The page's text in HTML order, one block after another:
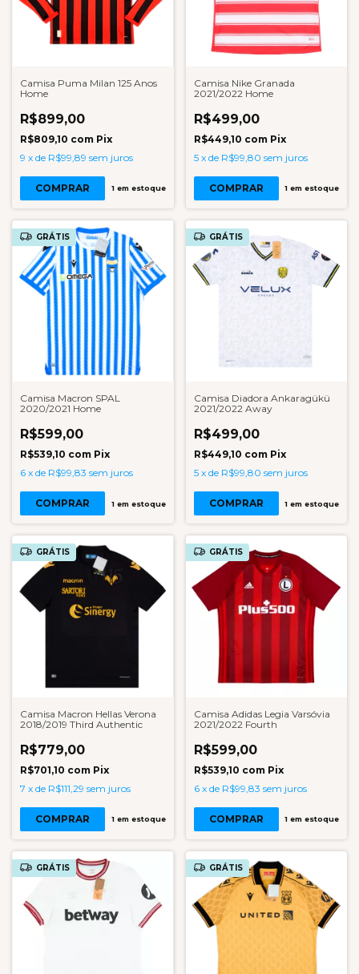
Camisa Puma Milan 125 Anos
Home
R$899,00
R$809,10 com Pix
9 x de R$99,89 sem juros
COMPRAR 1em estoque
Camisa Nike Granada
2021/2022 Home
R$499,00
R$449,10 com Pix
5 x de R$99,80 sem juros
COMPRAR 1 em estoque
GRÁTIS
Camisa Macron SPAL
2020/2021 Home
R$599,00
R$539,10 com Pix
6 x de R$99,83 sem juros
COMPRAR 1em estoque
GRÁTIS
Camisa Diadora Ankaragükü
2021/2022 Away
R$499,00
R$449,10 com Pix
5 x de R$99,80 sem juros
COMPRAR 1 em estoque
GRÁTIS
Camisa Macron Hellas Verona
2018/2019 Third Authentic
R$779,00
R$701,10 com Pix
7 x de R$111,29 sem juros
COMPRAR 1em estoque
GRÁTIS
Camisa Adidas Legia Varsóvia
2021/2022 Fourth
R$599,00
R$539,10 com Pix
6 x de R$99,83 sem juros
COMPRAR 1 em estoque
GRÁTIS GRÁTIS